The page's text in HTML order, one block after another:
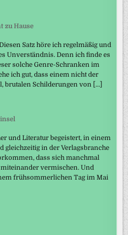
zu Hause
Satz höre ich regelmäßig und
Unverständnis. Denn ich finde es
solche Genre-Schranken im
ich gut, dass einem nicht der
brutalen Schilderungen von […]
und Literatur begeistert, in einem
gleichzeitig in der Verlagsbranche
dass sich manchmal
vermischen. Und
frühsommerlichen Tag im Mai